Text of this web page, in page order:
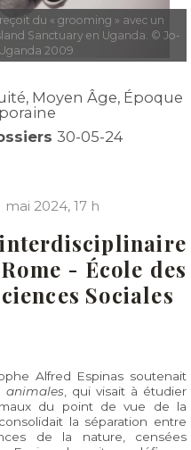
du « grooming » avec un
Sanctuary en Uganda. © Jo-
2009
Moyen Âge, Époque
30-05-24
2024, 17 h
- École des
Sociales
Alfred Espinas soutenait
animales, qui visait à étudier
du point de vue de la
la séparation entre
de la nature, censées